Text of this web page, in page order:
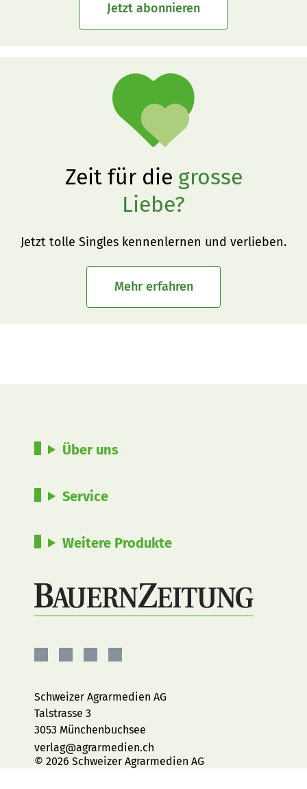
Jetzt abonnieren
Zeit für die grosse
Liebe?
Jetzt tolle Singles kennenlernen und verlieben.
Mehr erfahren
Über uns
Service
Weitere Produkte
Facebook
Instagram
YouTubeLinkedIn
Schweizer Agrarmedien AG
Talstrasse 3
3053 Münchenbuchsee
verlag@agrarmedien.ch
© 2026 Schweizer Agrarmedien AG